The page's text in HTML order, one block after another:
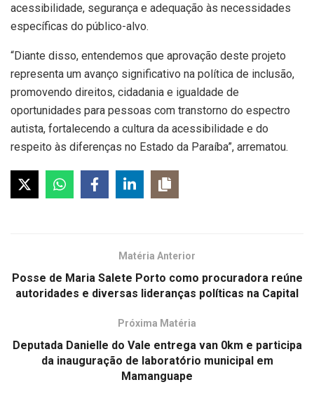
acessibilidade, segurança e adequação às necessidades
específicas do público-alvo.
“Diante disso, entendemos que aprovação deste projeto
representa um avanço significativo na política de inclusão,
promovendo direitos, cidadania e igualdade de
oportunidades para pessoas com transtorno do espectro
autista, fortalecendo a cultura da acessibilidade e do
respeito às diferenças no Estado da Paraíba”, arrematou.
Matéria Anterior
Posse de Maria Salete Porto como procuradora reúne
autoridades e diversas lideranças políticas na Capital
Próxima Matéria
Deputada Danielle do Vale entrega van 0km e participa
da inauguração de laboratório municipal em
Mamanguape